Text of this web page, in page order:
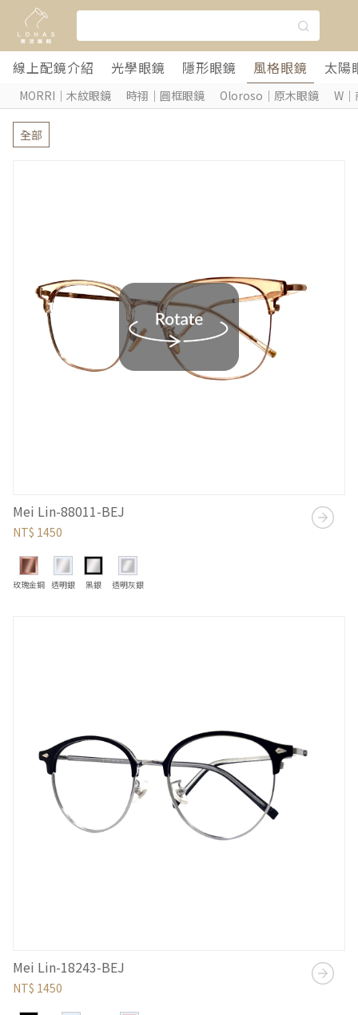
線上配鏡介紹 光學眼鏡 隱形眼鏡 風格眼鏡 太陽
MORRI｜木紋眼鏡 時祤｜圓框眼鏡 Oloroso｜原木眼鏡 W
全部
Mei Lin-88011-BEJ
NT$ 1450
玫瑰金銅 透明銀 黑銀 透明灰銀
Mei Lin-18243-BEJ
NT$ 1450